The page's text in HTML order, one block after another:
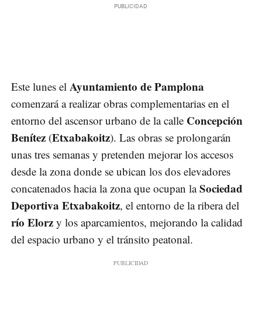
Este lunes el Ayuntamiento de Pamplona
comenzará a realizar obras complementarias en el
entorno del ascensor urbano de la calle Concepción
Benítez (Etxabakoitz). Las obras se prolongarán
unas tres semanas y pretenden mejorar los accesos
desde la zona donde se ubican los dos elevadores
concatenados hacia la zona que ocupan laSociedad
Deportiva Etxabakoitz, el entorno de la ribera del
río Elorz y los aparcamientos, mejorando la calidad
del espacio urbano y el tránsito peatonal.